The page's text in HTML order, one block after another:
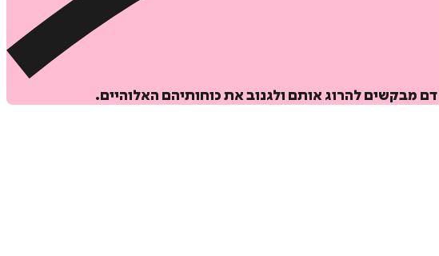
מבקשים להרוג אותם ולגנוב את כוחותיהם האלוהיים.